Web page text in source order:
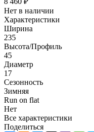
Нет в наличии
Характеристики
Ширина
235
Высота/Профиль
45
Диаметр
17
Сезонность
Зимняя
Run on flat
Нет
Все характеристики
Поделиться